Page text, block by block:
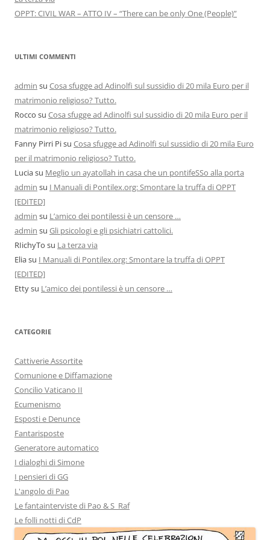
OPPT: CIVIL WAR – ATTO IV – “There can be only One (People)”
ULTIMI COMMENTI
admin su Cosa sfugge ad Adinolfi sul sussidio di 20 mila Euro per il
matrimonio religioso? Tutto.
Rocco su Cosa sfugge ad Adinolfi sul sussidio di 20 mila Euro per il
matrimonio religioso? Tutto.
Fanny Pirri Pisu Cosa sfugge ad Adinolfi sul sussidio di 20 mila Euro
per il matrimonio religioso? Tutto.
Luciasu Meglio un ayatollah in casa che un pontifeSSo alla porta
admin su I Manuali di Pontilex.org: Smontare la truffa di OPPT
[EDITED]
admin su L’amico dei pontilessi è un censore …
admin su Gli psicologi e gli psichiatri cattolici.
RIichyTo su La terza via
Eliasu I Manuali di Pontilex.org: Smontare la truffa di OPPT
[EDITED]
Ettysu L’amico dei pontilessi è un censore …
CATEGORIE
Cattiverie Assortite
Comunione e Diffamazione
Concilio Vaticano II
Ecumenismo
Esposti e Denunce
Fantarisposte
Generatore automatico
I dialoghi di Simone
I pensieri di GG
L'angolo di Pao
Le fantainterviste di Pao & S_Raf
Le folli notti di CdP